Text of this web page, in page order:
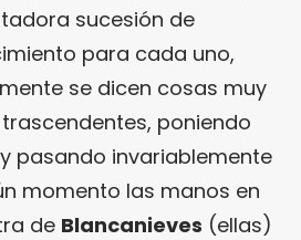
sucesión de
para cada uno,
se dicen cosas muy
poniendo
pasando invariablemente
momento las manos en
de Blancanieves (ellas)